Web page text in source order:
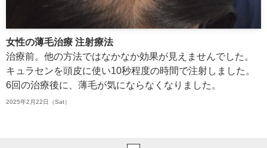
女性の薄毛治療 注射療法
治療前。他の方法ではなかなか効果が見えませんでした。
キュラセンを頭皮に使い10秒程度の時間で注射しました。
6回の治療後に、薄毛が気にならなくなりました。
2025年2月22日（Sat）